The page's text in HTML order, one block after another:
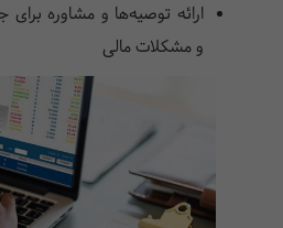
ارائه توصیه‌ها و مشاوره برای
و مشکلات مالی